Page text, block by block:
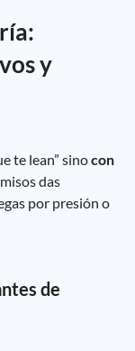
y
te lean” sinocon
das
por presión o
de